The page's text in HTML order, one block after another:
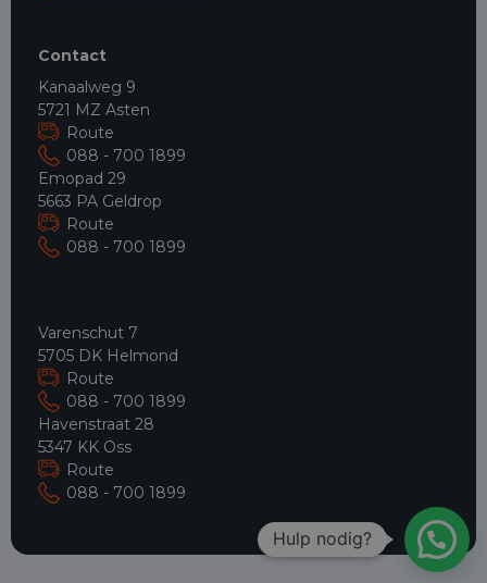
Contact
Kanaalweg 9
5721 MZ Asten
Route
088 - 700 1899
Emopad 29
5663 PA Geldrop
Route
088 - 700 1899
Varenschut 7
5705 DK Helmond
Route
088 - 700 1899
Havenstraat 28
5347 KK Oss
Route
088 - 700 1899
Hulp nodig?